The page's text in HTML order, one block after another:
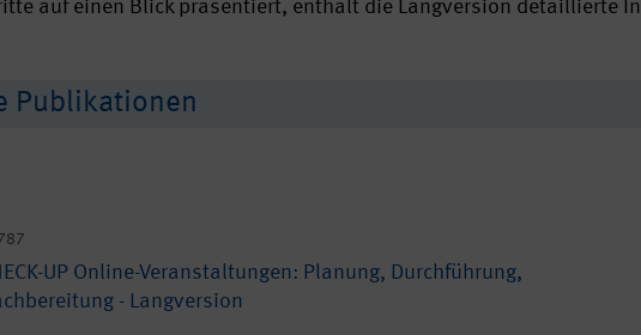
auf einen Blick präsentiert, enthält die Langversion detaillierte
Publikationen
UP Online-Veranstaltungen: Planung, Durchführung,
- Langversion